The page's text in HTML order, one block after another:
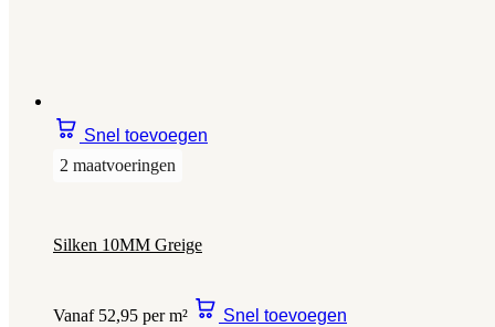
Snel toevoegen
2 maatvoeringen
Silken 10MM Greige
Vanaf 52,95 per m² Snel toevoegen